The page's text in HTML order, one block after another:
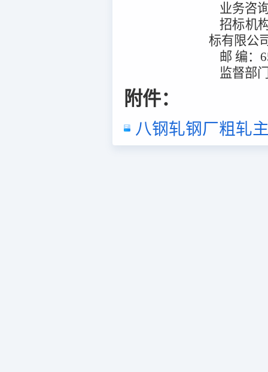
业务咨
招标机
标有限公
邮 编：
监督部
附件：
八钢轧钢厂粗轧